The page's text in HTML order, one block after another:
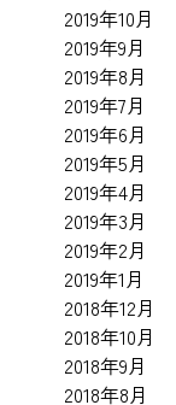
2019年10月
2019年9月
2019年8月
2019年7月
2019年6月
2019年5月
2019年4月
2019年3月
2019年2月
2019年1月
2018年12月
2018年10月
2018年9月
2018年8月